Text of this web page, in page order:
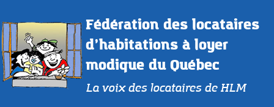
Fédération des locataires
d’habitations à loyer
modique du Québec
La voix des locataires de HLM